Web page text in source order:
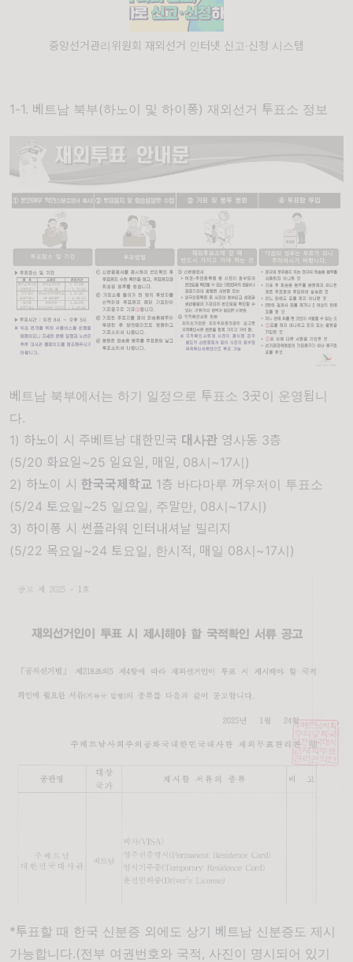
중앙선거관리위원회 재외선거 인터넷 신고·신청 시스템
1-1. 베트남 북부(하노이 및 하이퐁) 재외선거 투표소 정보
베트남 북부에서는 하기 일정으로 투표소 3곳이 운영됩니
다.
1) 하노이 시 주베트남 대한민국 대사관 영사동 3층
(5/20 화요일~25 일요일, 매일, 08시~17시)
2) 하노이 시 한국국제학교 1층 바다마루 꺼우저이 투표소
(5/24 토요일~25 일요일 , 주말만, 08시~17시)
3) 하이퐁 시 썬플라워 인터내셔날 빌리지
(5/22 목요일~24 토요일 , 한시적, 매일 08시~17시)
*투표할 때 한국 신분증 외에도 상기 베트남 신분증도 제시
가능합니다.(전부 여권번호와 국적, 사진이 명시되어 있기